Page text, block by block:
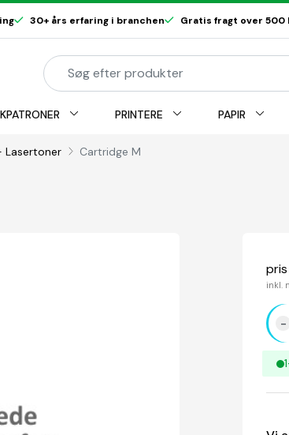
30+ års erfaring i branchen Gratis fragt over 500
PRINTERE PAPIR
Lasertoner Cartridge M
inkl.
-